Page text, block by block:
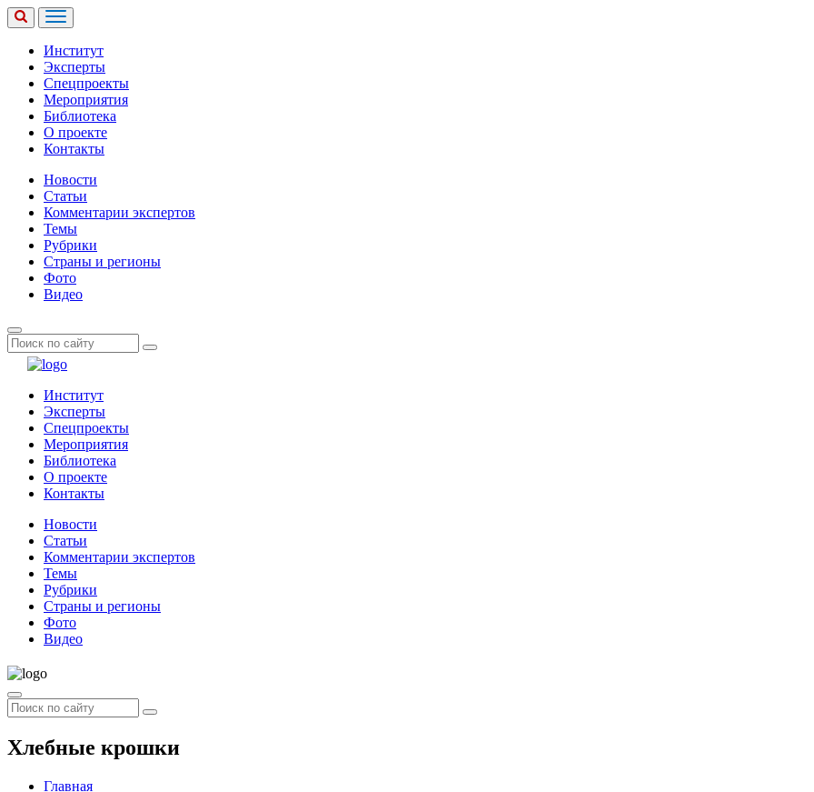
Институт
Эксперты
Спецпроекты
Мероприятия
Библиотека
О проекте
Контакты
Новости
Статьи
Комментарии экспертов
Темы
Рубрики
Страны и регионы
Фото
Видео
Институт
Эксперты
Спецпроекты
Мероприятия
Библиотека
О проекте
Контакты
Новости
Статьи
Комментарии экспертов
Темы
Рубрики
Страны и регионы
Фото
Видео
Хлебные крошки
Главная